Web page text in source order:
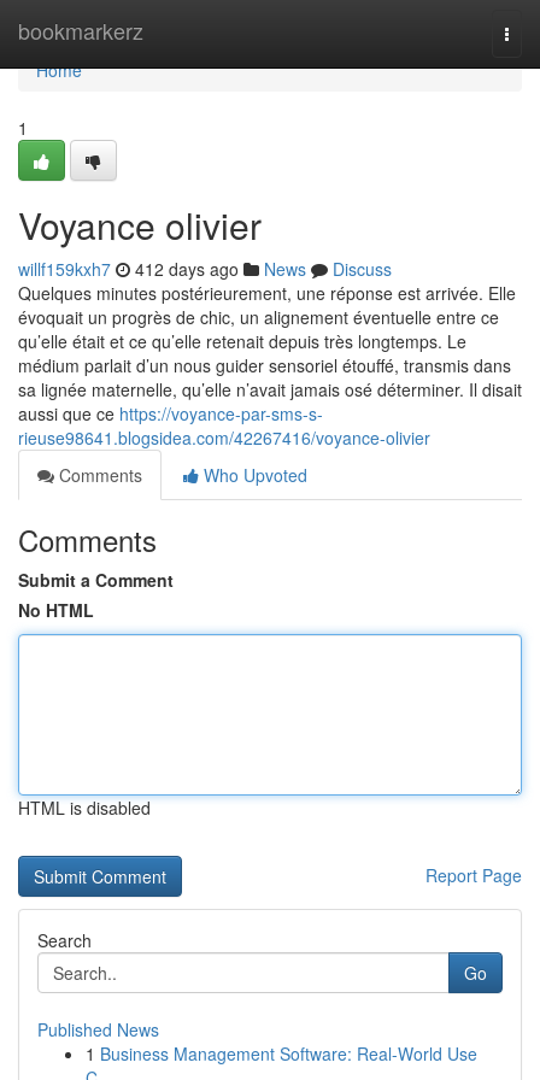
bookmarkerz
Home
Home
1
Voyance olivier
willf159kxh7 412 days ago News
Discuss
Quelques minutes postérieurement, une réponse est arrivée. Elle
évoquait un progrès de chic, un alignement éventuelle entre ce
qu’elle était et ce qu’elle retenait depuis très longtemps. Le
médium parlait d’un nous guider sensoriel étouffé, transmis dans
sa lignée maternelle, qu’elle n’avait jamais osé déterminer. Il disait
aussi que ce https://voyance-par-sms-s-
rieuse98641.blogsidea.com/42267416/voyance-olivier
Comments
Who Upvoted
Comments
Submit a Comment
No HTML
HTML is disabled
Report Page
Search
Go
Published News
1 Business Management Software: Real-World Use